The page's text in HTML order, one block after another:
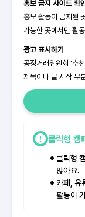
홍보 금지 사이트 확
홍보 활동이 금지된
가능한 곳에서만 활
광고 표시하기
공정거래위원회 '추
제목이나 글 시작 부
클릭형 캠
클릭형
않아요.
카페, 유
활동이